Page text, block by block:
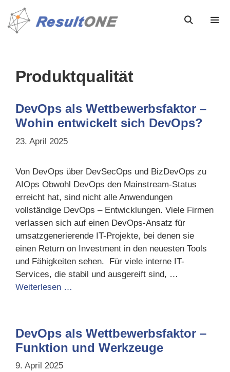
Produktqualität
DevOps als Wettbewerbsfaktor –
Wohin entwickelt sich DevOps?
23. April 2025
Von DevOps über DevSecOps und BizDevOps zu
AIOps Obwohl DevOps den Mainstream-Status
erreicht hat, sind nicht alle Anwendungen
vollständige DevOps – Entwicklungen. Viele Firmen
verlassen sich auf einen DevOps-Ansatz für
umsatzgenerierende IT-Projekte, bei denen sie
einen Return on Investment in den neuesten Tools
und Fähigkeiten sehen. Für viele interne IT-
Services, die stabil und ausgereift sind, …
Weiterlesen …
DevOps als Wettbewerbsfaktor –
Funktion und Werkzeuge
9. April 2025